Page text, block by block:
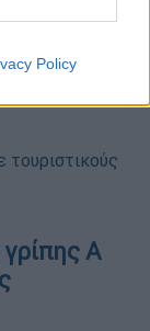
Policy
Α